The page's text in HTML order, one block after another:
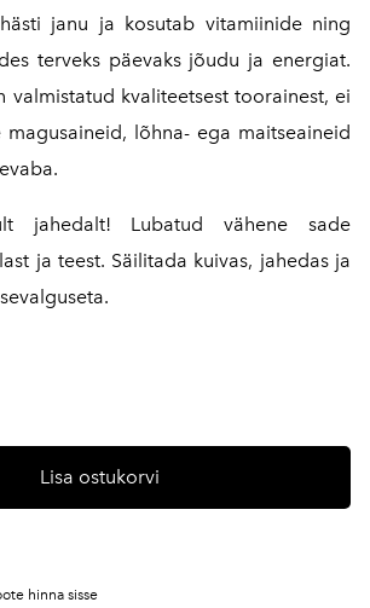
janu ja kosutab vitamiinide ning
terveks päevaks jõudu ja energiat.
valmistatud kvaliteetsest toorainest, ei
magusaineid, lõhna- ega maitseaineid
jahedalt! Lubatud vähene sade
ja teest. Säilitada kuivas, jahedas ja
Lisa ostukorvi
hinna sisse